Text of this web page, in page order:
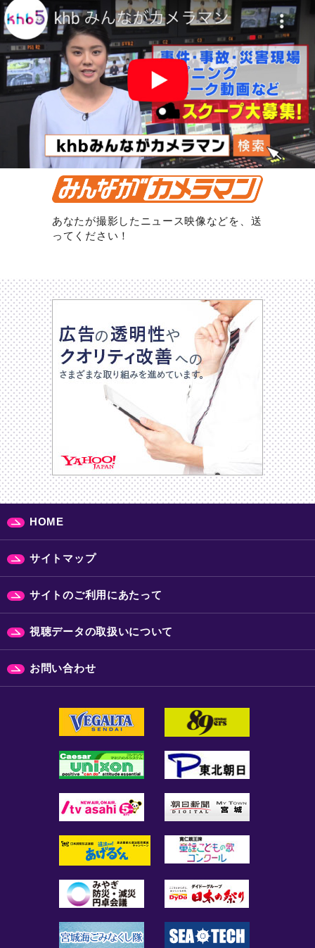
あなたが撮影したニュース映像などを、送
ってください！
HOME
サイトマップ
サイトのご利用にあたって
視聴データの取扱いについて
お問い合わせ